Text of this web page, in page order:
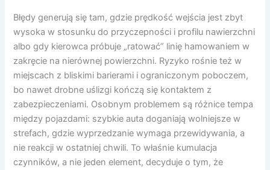
Błędy generują się tam, gdzie prędkość wejścia jest zbyt
wysoka w stosunku do przyczepności i profilu nawierzchni
albo gdy kierowca próbuje „ratować” linię hamowaniem w
zakręcie na nierównej powierzchni. Ryzyko rośnie też w
miejscach z bliskimi barierami i ograniczonym poboczem,
bo nawet drobne uślizgi kończą się kontaktem z
zabezpieczeniami. Osobnym problemem są różnice tempa
między pojazdami: szybkie auta doganiają wolniejsze w
strefach, gdzie wyprzedzanie wymaga przewidywania, a
nie reakcji w ostatniej chwili. To właśnie kumulacja
czynników, a nie jeden element, decyduje o tym, że